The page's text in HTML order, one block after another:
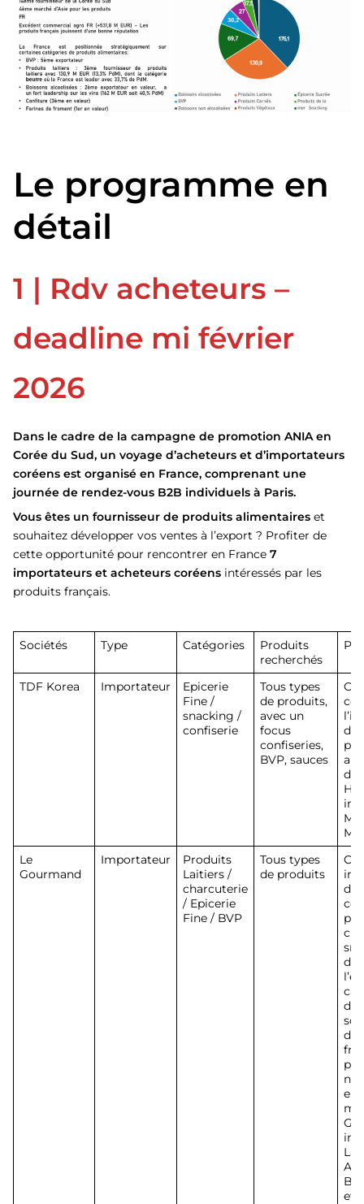
Le programme en
détail
1 | Rdv acheteurs –
deadline mi février
2026
Dans le cadre de la campagne de promotion ANIA en
Corée du Sud, un voyage d’acheteurs et d’importateurs
coréens est organisé en France, comprenant une
journée de rendez-vous B2B individuels à Paris.
Vous êtes un fournisseur de produits alimentaires et
souhaitez développer vos ventes à l’export ? Profiter de
cette opportunité pour rencontrer en France 7
importateurs et acheteurs coréens intéressés par les
produits français.
Sociétés Type Catégories
Produits
recherchés
TDF Korea Importateur
Epicerie
Fine /
snacking /
confiserie
Tous types
de produits,
avec un
focus
confiseries,
BVP, sauces
Le
Gourmand
Importateur
Produits
Laitiers /
charcuterie
/ Epicerie
Fine / BVP
Tous types
de produits
etc.